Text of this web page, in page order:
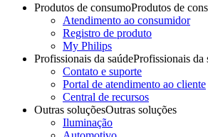
Produtos de consumoProdutos de
Atendimento ao consumidor
Registro de produto
My Philips
Profissionais da saúdeProfissionais da
Contato e suporte
Portal de atendimento ao cliente
Central de recursos
Outras soluçõesOutras soluções
Iluminação